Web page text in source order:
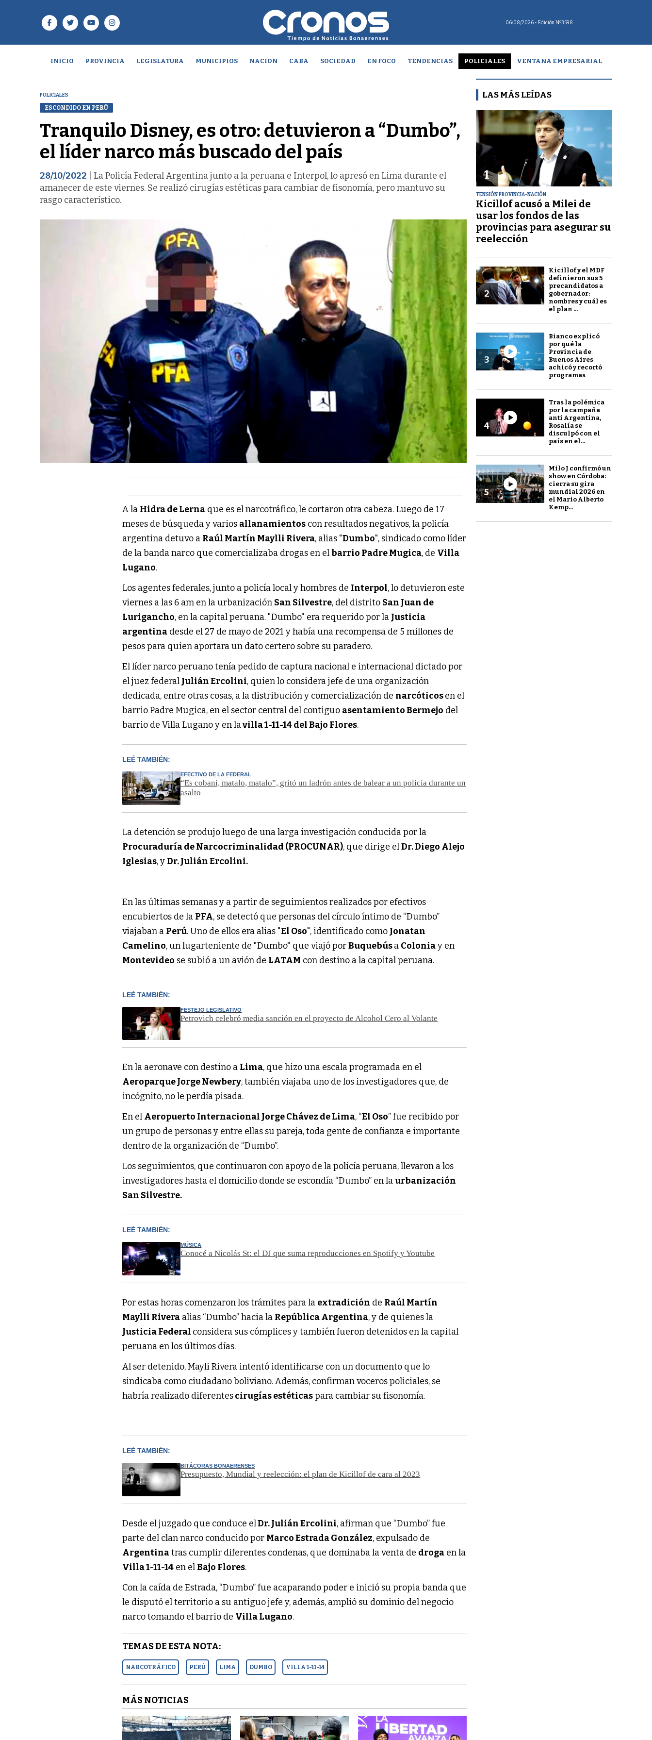
06/08/2026 - Edición Nº3598
INICIO PROVINCIA LEGISLATURA MUNICIPIOS NACION CABA SOCIEDAD EN FOCO TENDENCIAS POLICIALES VENTANA EMPRESARIAL
POLICIALES
ESCONDIDO EN PERÚ
Tranquilo Disney, es otro: detuvieron a “Dumbo”,
el líder narco más buscado del país
28/10/2022 | La Policía Federal Argentina junto a la peruana e Interpol, lo apresó en Lima durante el
amanecer de este viernes. Se realizó cirugías estéticas para cambiar de fisonomía, pero mantuvo su
rasgo característico.
A la Hidra de Lerna que es el narcotráfico, le cortaron otra cabeza. Luego de 17
meses de búsqueda y varios allanamientos con resultados negativos, la policía
argentina detuvo a Raúl Martín Maylli Rivera, alias "Dumbo", sindicado como líder
de la banda narco que comercializaba drogas en elbarrio Padre Mugica, de Villa
Lugano.
Los agentes federales, junto a policía local y hombres de Interpol, lo detuvieron este
viernes a las 6 am en la urbanización San Silvestre, del distrito San Juan de
Lurigancho, en la capital peruana. "Dumbo" era requerido por la Justicia
argentina desde el 27 de mayo de 2021 y había una recompensa de 5 millones de
pesos para quien aportara un dato certero sobre su paradero.
El líder narco peruano tenía pedido de captura nacional e internacional dictado por
el juez federal Julián Ercolini, quien lo considera jefe de una organización
dedicada, entre otras cosas, a la distribución y comercialización de narcóticosen el
barrio Padre Mugica, en el sector central del contiguo asentamiento Bermejo del
barrio de Villa Lugano y en lavilla 1-11-14 del Bajo Flores.
LEÉ TAMBIÉN:
EFECTIVO DE LA FEDERAL
“Es cobani, matalo, matalo”, gritó un ladrón antes de balear a un policía durante un
asalto
La detención se produjo luego de una larga investigación conducida por la
Procuraduría de Narcocriminalidad (PROCUNAR), que dirige elDr. Diego Alejo
Iglesias, yDr. Julián Ercolini.
En las últimas semanas y a partir de seguimientos realizados por efectivos
encubiertos de la PFA, se detectó que personas del círculo íntimo de “Dumbo”
viajaban a Perú. Uno de ellos era alias "El Oso", identificado como Jonatan
Camelino, un lugarteniente de "Dumbo" que viajó porBuquebúsa Coloniay en
Montevideo se subió a un avión de LATAM con destino a la capital peruana.
LEÉ TAMBIÉN:
FESTEJO LEGISLATIVO
Petrovich celebró media sanción en el proyecto de Alcohol Cero al Volante
En la aeronave con destino a Lima, que hizo una escala programada en el
Aeroparque Jorge Newbery, también viajaba uno de los investigadores que, de
incógnito, no le perdía pisada.
En el Aeropuerto Internacional Jorge Chávez de Lima, “El Oso” fue recibido por
un grupo de personas y entre ellas su pareja, toda gente de confianza e importante
dentro de la organización de “Dumbo”.
Los seguimientos, que continuaron con apoyo de la policía peruana, llevaron a los
investigadores hasta el domicilio donde se escondía “Dumbo” en laurbanización
San Silvestre.
LEÉ TAMBIÉN:
MÚSICA
Conocé a Nicolás St: el DJ que suma reproducciones en Spotify y Youtube
Por estas horas comenzaron los trámites para la extradición de Raúl Martín
Maylli Rivera alias “Dumbo” hacia la República Argentina, y de quienes la
Justicia Federal considera sus cómplices y también fueron detenidos en la capital
peruana en los últimos días.
Al ser detenido, Mayli Rivera intentó identificarse con un documento que lo
sindicaba como ciudadano boliviano. Además, confirman voceros policiales, se
habría realizado diferentescirugías estéticaspara cambiar su fisonomía.
LEÉ TAMBIÉN:
BITÁCORAS BONAERENSES
Presupuesto, Mundial y reelección: el plan de Kicillof de cara al 2023
Desde el juzgado que conduce elDr. Julián Ercolini, afirman que “Dumbo” fue
parte del clan narco conducido por Marco Estrada González, expulsado de
Argentinatras cumplir diferentes condenas, que dominaba la venta de droga en la
Villa 1-11-14 en elBajo Flores.
Con la caída de Estrada, “Dumbo” fue acaparando poder e inició su propia banda que
le disputó el territorio a su antiguo jefe y, además, amplió su dominio del negocio
narco tomando el barrio de Villa Lugano.
TEMAS DE ESTA NOTA:
NARCOTRÁFICO PERÚ LIMA DUMBO VILLA 1-11-14
MÁS NOTICIAS
LAS MÁS LEÍDAS
1
TENSIÓN PROVINCIA-NACIÓN
Kicillof acusó a Milei de
usar los fondos de las
provincias para asegurar su
reelección
2
Kicillof y el MDF
definieron sus 5
precandidatos a
gobernador:
nombres y cuál es
el plan ...
3
Bianco explicó
por qué la
Provincia de
Buenos Aires
achicó y recortó
programas
4
Tras la polémica
por la campaña
anti Argentina,
Rosalía se
disculpó con el
país en el...
5
Milo J confirmó un
show en Córdoba:
cierra su gira
mundial 2026 en
el Mario Alberto
Kemp...